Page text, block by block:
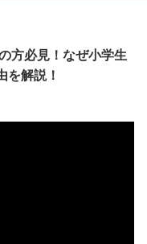
方必見！なぜ小学生
を解説！